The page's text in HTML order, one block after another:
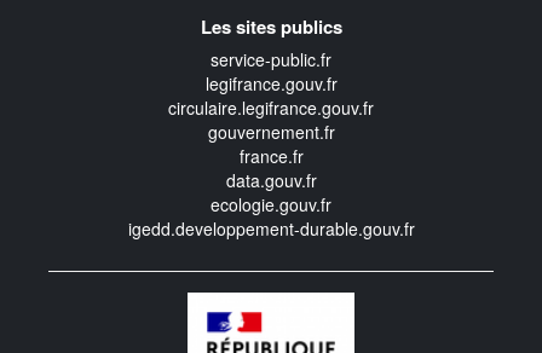
Les sites publics
service-public.fr
legifrance.gouv.fr
circulaire.legifrance.gouv.fr
gouvernement.fr
france.fr
data.gouv.fr
ecologie.gouv.fr
igedd.developpement-durable.gouv.fr